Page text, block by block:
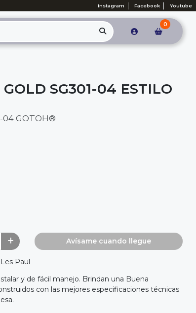
Instagram Facebook Youtube
0
SG301-04 ESTILO
04 GOTOH®
Avísame cuando llegue
Paul
y de fácil manejo. Brindan una Buena
con las mejores especificaciones técnicas